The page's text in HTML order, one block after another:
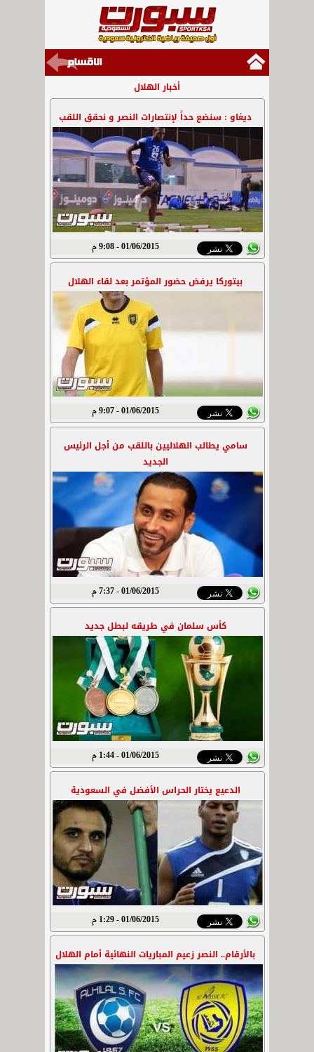
أخبار الهلال
ديغاو : سنضع حداً لإنتصارات النصر و نحقق اللقب
01/06/2015 - 9:08 م
بيتوركا يرفض حضور المؤتمر بعد لقاء الهلال
01/06/2015 - 9:07 م
سامي يطالب الهلاليين باللقب من أجل الرئيس
الجديد
01/06/2015 - 7:37 م
كأس سلمان في طريقه لبطل جديد
01/06/2015 - 1:44 م
الدعيع يختار الحراس الأفضل في السعودية
01/06/2015 - 1:29 م
بالأرقام.. النصر زعيم المباريات النهائية أمام الهلال